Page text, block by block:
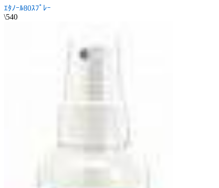
ｴﾀﾉｰﾙ80ｽﾌﾟﾚｰ
\540